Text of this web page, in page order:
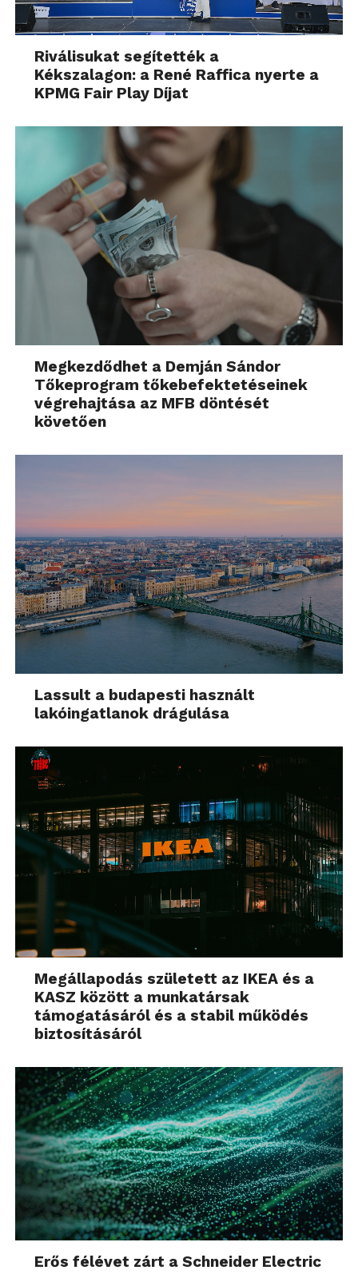
Riválisukat segítették a
Kékszalagon: a René Raffica nyerte a
KPMG Fair Play Díjat
Megkezdődhet a Demján Sándor
Tőkeprogram tőkebefektetéseinek
végrehajtása az MFB döntését
követően
Lassult a budapesti használt
lakóingatlanok drágulása
Megállapodás született az IKEA és a
KASZ között a munkatársak
támogatásáról és a stabil működés
biztosításáról
Erős félévet zárt a Schneider Electric